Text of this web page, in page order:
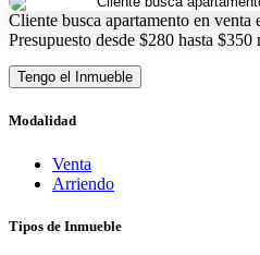
Cliente busca apartamento en venta
Presupuesto desde $280 hasta $350
Tengo el Inmueble
Modalidad
Venta
Arriendo
Tipos de Inmueble